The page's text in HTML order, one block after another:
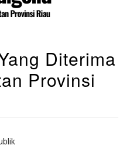
Diterima
Provinsi